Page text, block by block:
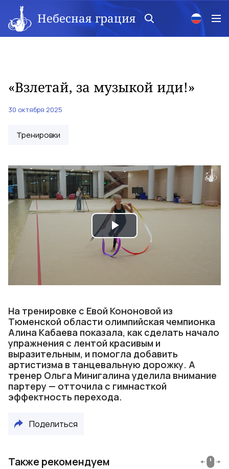
Небесная грация
«Взлетай, за музыкой иди!»
30 октября 2025
Тренировки
Play
Video
На тренировке с Евой Кононовой из
Тюменской области олимпийская чемпионка
Алина Кабаева показала, как сделать начало
упражнения с лентой красивым и
выразительным, и помогла добавить
артистизма в танцевальную дорожку. А
тренер Ольга Минигалина уделила внимание
партеру — отточила с гимнасткой
эффектность перехода.
Поделиться
Также рекомендуем